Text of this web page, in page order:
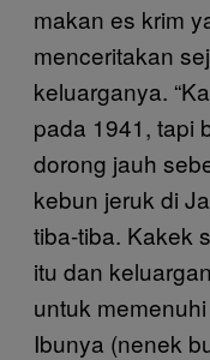
makan es krim
menceritakan
keluarganya.
pada 1941, tapi
dorong jauh
kebun jeruk di
tiba-tiba. Kakek
itu dan
untuk
Ibunya (nenek